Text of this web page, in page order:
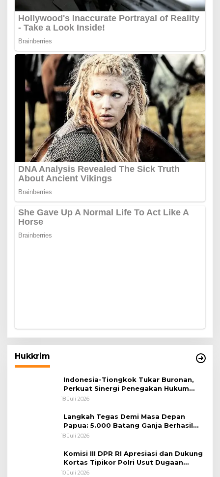
Hukkrim
Indonesia-Tiongkok Tukar Buronan,
Perkuat Sinergi Penegakan Hukum
Lintas Negara
18 Juli 2026
Langkah Tegas Demi Masa Depan
Papua: 5.000 Batang Ganja Berhasil
Diungkap Koops TNI Habema
18 Juli 2026
Komisi III DPR RI Apresiasi dan Dukung
Kortas Tipikor Polri Usut Dugaan
Korupsi Batu Bara
10 Juli 2026